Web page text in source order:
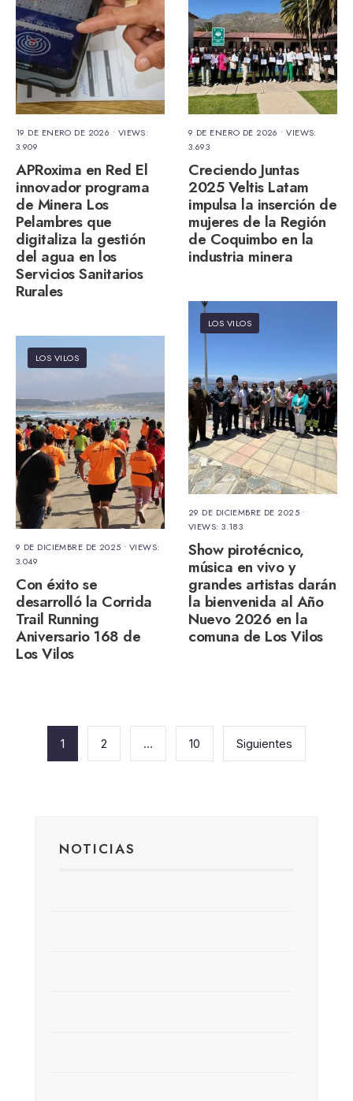
19 DE ENERO DE 2026 • VIEWS:
3.909
APRoxima en Red El
innovador programa
de Minera Los
Pelambres que
digitaliza la gestión
del agua en los
Servicios Sanitarios
Rurales
9 DE ENERO DE 2026 •VIEWS:
3.693
Creciendo Juntas
2025 Veltis Latam
impulsa la inserción de
mujeres de la Región
de Coquimbo en la
industria minera
LOS VILOS
29 DE DICIEMBRE DE 2025 •
VIEWS: 3.183
Show pirotécnico,
música en vivo y
grandes artistas darán
la bienvenida al Año
Nuevo 2026 en la
comuna de Los Vilos
LOS VILOS
9 DE DICIEMBRE DE 2025 •VIEWS:
3.049
Con éxito se
desarrolló la Corrida
Trail Running
Aniversario 168 de
Los Vilos
Paginación
1 2 … 10 Siguientes
NOTICIAS